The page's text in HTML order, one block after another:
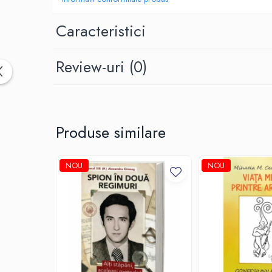
Caracteristici
Review-uri (0)
Produse similare
NOU NOU